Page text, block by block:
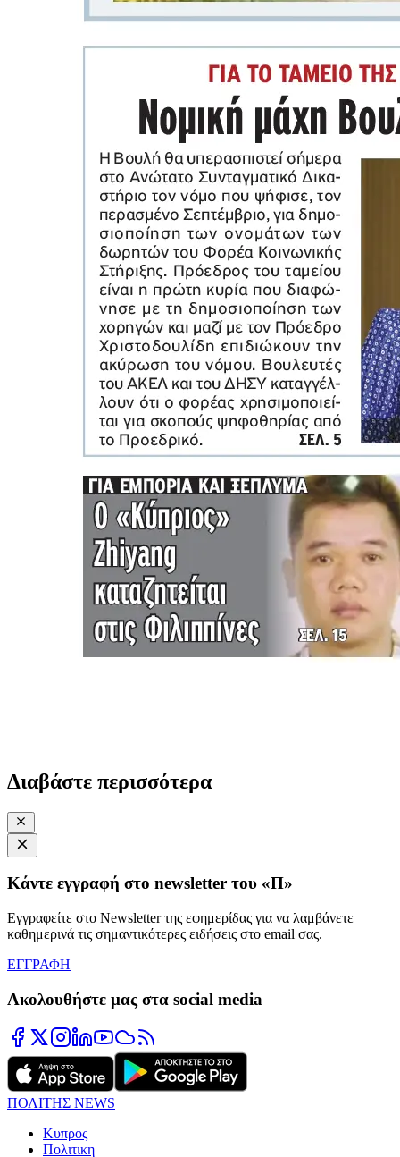
Διαβάστε περισσότερα
Κάντε εγγραφή στο newsletter του «Π»
Εγγραφείτε στο Newsletter της εφημερίδας για να λαμβάνετε
καθημερινά τις σημαντικότερες ειδήσεις στο email σας.
ΕΓΓΡΑΦΗ
Ακολουθήστε μας στα social media
ΠΟΛΙΤΗΣ NEWS
Κυπρος
Πολιτικη